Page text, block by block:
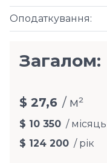
Оподаткування:
Загалом:
$ 27,6 / м²
$ 10 350 / місяць
$ 124 200 / рік